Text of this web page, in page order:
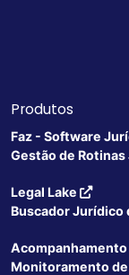
Produtos
Faz - Software
Gestão de
Legal Lake
Buscador Jurídico
Monitoramento